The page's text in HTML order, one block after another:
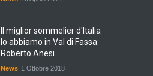
lo abbiamo in Val di Fassa:
Roberto Anesi
News 1 Ottobre 2018